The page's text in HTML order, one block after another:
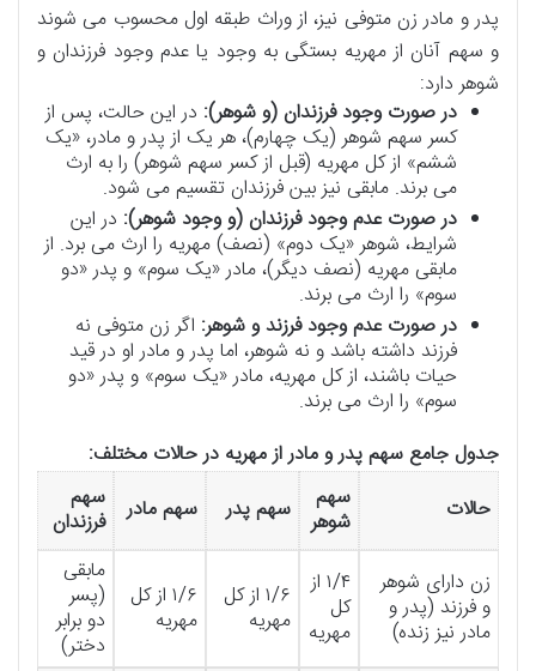
پدر و مادر زن متوفی نیز، از وراث طبقه اول محسوب می شوند
و سهم آنان از مهریه بستگی به وجود یا عدم وجود فرزندان و
شوهر دارد:
در صورت وجود فرزندان (و شوهر): در این حالت، پس از
کسر سهم شوهر (یک چهارم)، هر یک از پدر و مادر، «یک
ششم» از کل مهریه (قبل از کسر سهم شوهر) را به ارث
می برند. مابقی نیز بین فرزندان تقسیم می شود.
در صورت عدم وجود فرزندان (و وجود شوهر): در این
شرایط، شوهر «یک دوم» (نصف) مهریه را ارث می برد. از
مابقی مهریه (نصف دیگر)، مادر «یک سوم» و پدر «دو
سوم» را ارث می برند.
در صورت عدم وجود فرزند و شوهر: اگر زن متوفی نه
فرزند داشته باشد و نه شوهر، اما پدر و مادر او در قید
حیات باشند، از کل مهریه، مادر «یک سوم» و پدر «دو
سوم» را ارث می برند.
جدول جامع سهم پدر و مادر از مهریه در حالات مختلف:
حالات
سهم
شوهر سهم پدر سهم مادر سهم
فرزندان
زن دارای شوهر
و فرزند (پدر و
مادر نیز زنده)
۱/۴ از
کل
مهریه
۱/۶ از کل
مهریه
۱/۶ از کل
مهریه
مابقی
(پسر
دو برابر
دختر)